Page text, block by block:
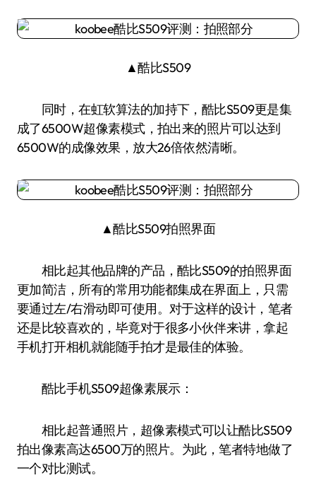
▲酷比S509
同时，在虹软算法的加持下，酷比S509更是集
成了6500W超像素模式，拍出来的照片可以达到
6500W的成像效果，放大26倍依然清晰。
▲酷比S509拍照界面
相比起其他品牌的产品，酷比S509的拍照界面
更加简洁，所有的常用功能都集成在界面上，只需
要通过左/右滑动即可使用。对于这样的设计，笔者
还是比较喜欢的，毕竟对于很多小伙伴来讲，拿起
手机打开相机就能随手拍才是最佳的体验。
酷比手机S509超像素展示：
相比起普通照片，超像素模式可以让酷比S509
拍出像素高达6500万的照片。为此，笔者特地做了
一个对比测试。